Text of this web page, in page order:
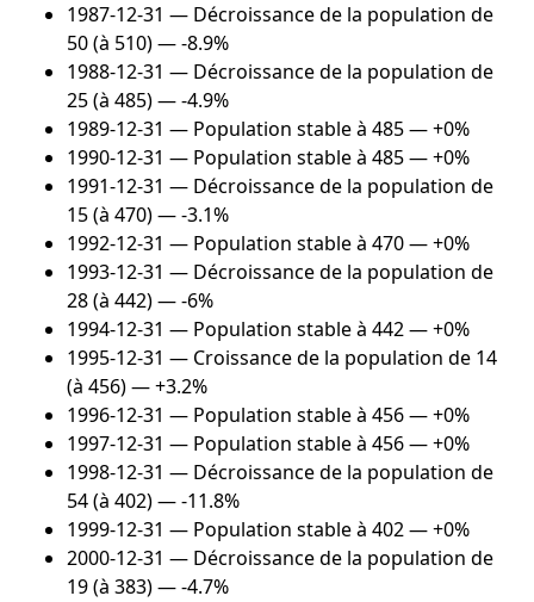
1987-12-31 — Décroissance de la population de
50 (à 510) — -8.9%
1988-12-31 — Décroissance de la population de
25 (à 485) — -4.9%
1989-12-31 — Population stable à 485 — +0%
1990-12-31 — Population stable à 485 — +0%
1991-12-31 — Décroissance de la population de
15 (à 470) — -3.1%
1992-12-31 — Population stable à 470 — +0%
1993-12-31 — Décroissance de la population de
28 (à 442) — -6%
1994-12-31 — Population stable à 442 — +0%
1995-12-31 — Croissance de la population de 14
(à 456) — +3.2%
1996-12-31 — Population stable à 456 — +0%
1997-12-31 — Population stable à 456 — +0%
1998-12-31 — Décroissance de la population de
54 (à 402) — -11.8%
1999-12-31 — Population stable à 402 — +0%
2000-12-31 — Décroissance de la population de
19 (à 383) — -4.7%